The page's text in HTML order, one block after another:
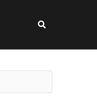
Rechercher